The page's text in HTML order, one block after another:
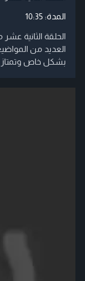
المدة: 10:35
الحلقة الثانية
العديد من
بشكل خاص وتمتاز